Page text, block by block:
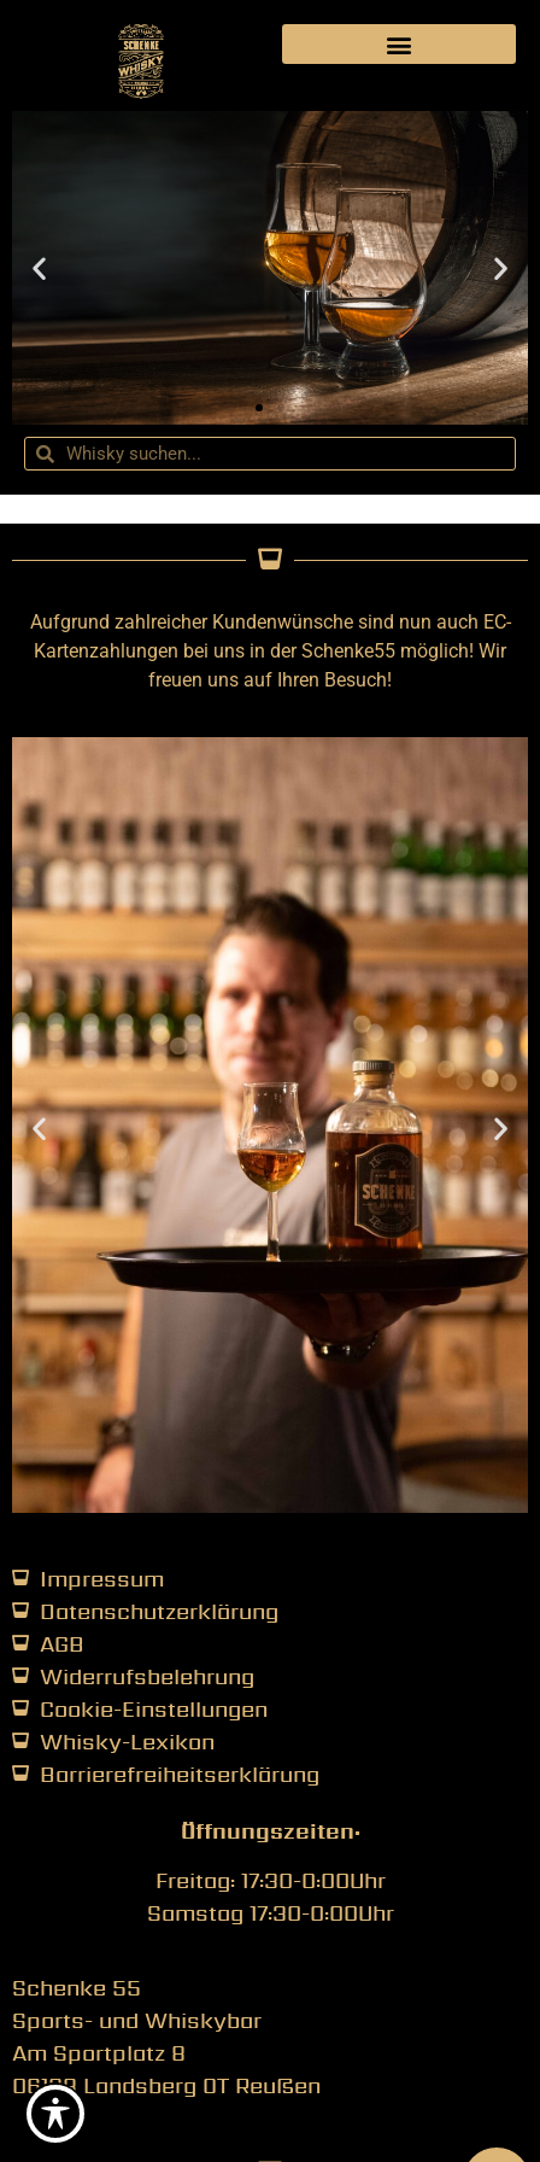
VERANSTALTUNGEN &
AKTUELLES
Sie möchten gern ein Whisky
Tasting besuchen und die Vielfalt
von Whisky unter Erläuterung aller
Aromen und Nuancen
Termine!
MEHR INFOS
Aufgrund zahlreicher Kundenwünsche sind nun auch EC-
Kartenzahlungen bei uns in der Schenke55 möglich! Wir
freuen uns auf Ihren Besuch!
Impressum
Datenschutzerklärung
AGB
Widerrufsbelehrung
Cookie-Einstellungen
Whisky-Lexikon
Barrierefreiheitserklärung
Öffnungszeiten:
Freitag: 17:30-0:00Uhr
Samstag 17:30-0:00Uhr
Schenke 55
Sports- und Whiskybar
Am Sportplatz 8
06188 Landsberg OT Reußen